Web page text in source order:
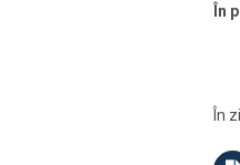
În
În